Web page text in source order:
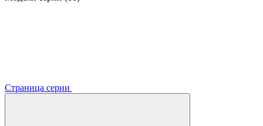
Страница серии